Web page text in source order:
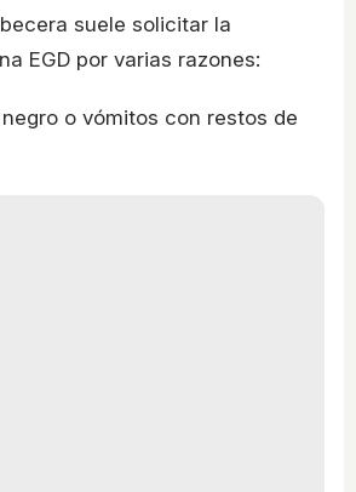
suele solicitar la
EGD por varias razones:
negro o vómitos con restos de